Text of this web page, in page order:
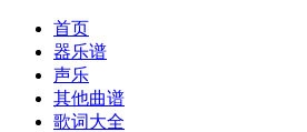
首页
器乐谱
声乐
其他曲谱
歌词大全